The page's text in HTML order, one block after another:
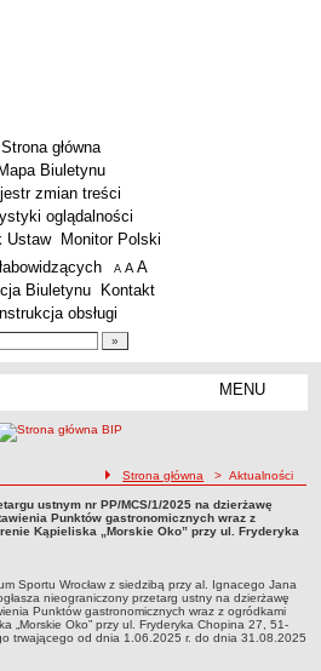
Strona główna
Mapa Biuletynu
zmian treści
oglądalności
Ustaw
Monitor Polski
A pomniejsz czcionkę
A standardowy rozmiar czcionki
A
Biuletynu
Kontakt
Instrukcja obsługi
MENU
dla MCS Wrocław
ścieżka nawigacji
Strona główna > Aktualności
ustnym nr PP/MCS/1/2025 na dzierżawę
Punktów gastronomicznych wraz z
Kąpieliska „Morskie Oko” przy ul.
ustnym nr PP/MCS/1/2025 na dzierżawę
Punktów gastronomicznych wraz z
Kąpieliska „Morskie Oko” przy ul. Fryderyka
Sportu Wrocław z siedzibą przy al. Ignacego Jana
nieograniczony przetarg ustny na dzierżawę
Punktów gastronomicznych wraz z ogródkami
„Morskie Oko” przy ul. Fryderyka Chopina 27, 51-
trwającego od dnia 1.06.2025 r. do dnia 31.08.2025